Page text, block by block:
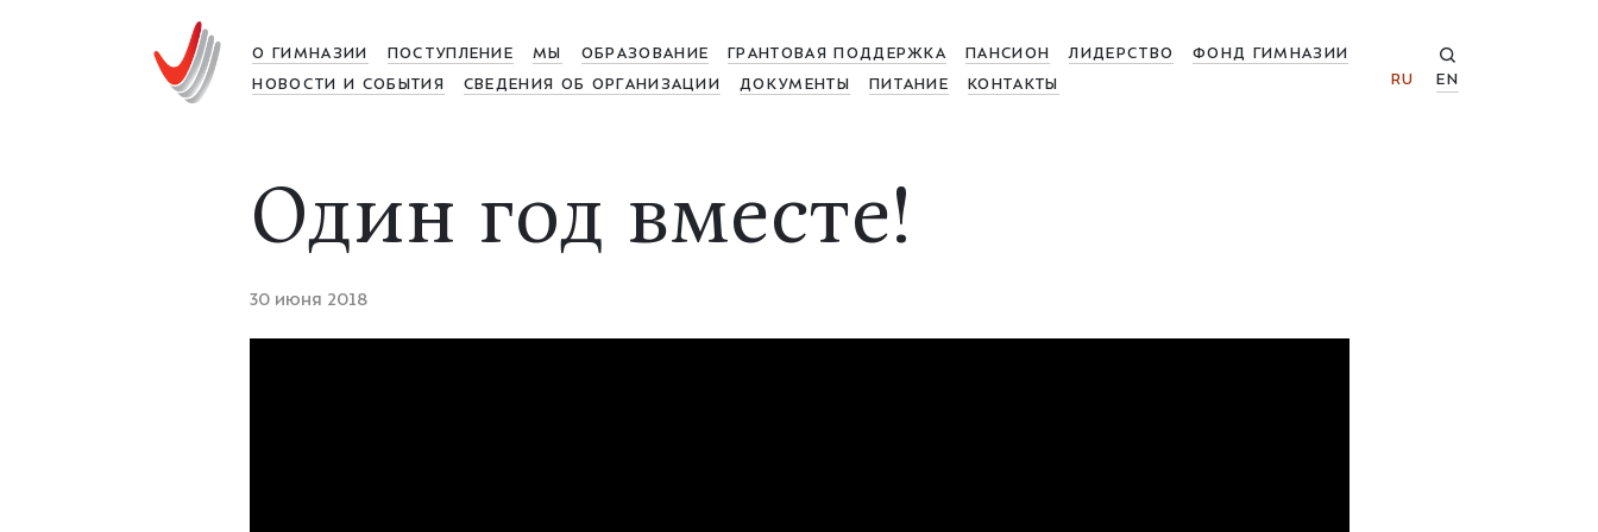
О ГИМНАЗИИ ПОСТУПЛЕНИЕ МЫ ОБРАЗОВАНИЕ ГРАНТОВАЯ ПОДДЕРЖКА ПАНСИОН ЛИДЕРСТВО
ФОНД ГИМНАЗИИ
НОВОСТИ И СОБЫТИЯ
СВЕДЕНИЯ ОБ ОРГАНИЗАЦИИ ДОКУМЕНТЫ ПИТАНИЕ КОНТАКТЫ RU EN
Один год вместе!
30 июня 2018